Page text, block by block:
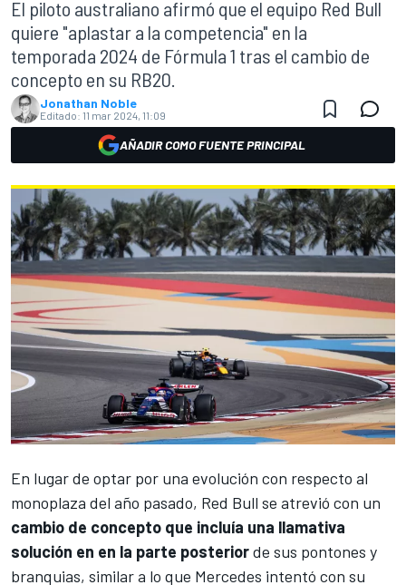
El piloto australiano afirmó que el equipo Red Bull
quiere "aplastar a la competencia" en la
temporada 2024 de Fórmula 1 tras el cambio de
concepto en su RB20.
Jonathan Noble
Editado: 11 mar 2024, 11:09
AÑADIR COMO FUENTE PRINCIPAL
En lugar de optar por una evolución con respecto al
monoplaza del año pasado, Red Bull se atrevió con un
cambio de concepto que incluía una llamativa
solución en en la parte posteriorde sus pontones y
branquias, similar a lo que Mercedes intentó con su